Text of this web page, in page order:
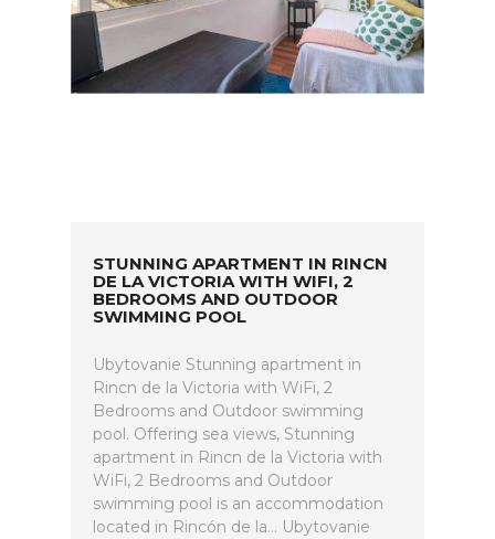
STUNNING APARTMENT IN RINCN
DE LA VICTORIA WITH WIFI, 2
BEDROOMS AND OUTDOOR
SWIMMING POOL
Ubytovanie Stunning apartment in
Rincn de la Victoria with WiFi, 2
Bedrooms and Outdoor swimming
pool. Offering sea views, Stunning
apartment in Rincn de la Victoria with
WiFi, 2 Bedrooms and Outdoor
swimming pool is an accommodation
located in Rincón de la... Ubytovanie